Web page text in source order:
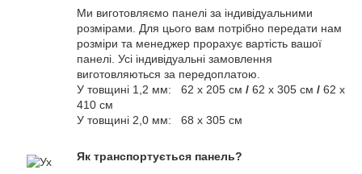
Ми виготовляємо панелі за індивідуальними
розмірами. Для цього вам потрібно передати нам
розміри та менеджер прорахує вартість вашої
панелі. Усі індивідуальні замовлення
виготовляються за передоплатою.
У товщині 1,2 мм: 62 х 205 см /62 х 305 см /62 х
410 см
У товщині 2,0 мм: 68 х 305 см
Як транспортується панель?